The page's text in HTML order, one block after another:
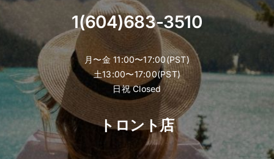
1(604)683-3510
月〜金 11:00〜17:00(PST)
土13:00〜17:00(PST)
日祝 Closed
トロント店